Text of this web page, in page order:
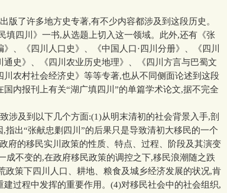
了许多地方史专著,有不少内容都涉及到这段历史。
填四川》一书,从选题上切入这一领域。此外,还有《张
、《四川人口史》、《中国人口·四川分册》、《四川
史》、《四川农业历史地理》、《四川方言与巴蜀文
农村社会经济史》等等专著,也从不同侧面论述到这段
内报刊上有关“湖广填四川”的单篇学术论文,据不完全
及到以下几个方面:(1)从明末清初的社会背景入手,剖
指出“张献忠剿四川”的后果只是导致清初大移民的一个
府的移民实川政策的性质、特点、过程、阶段及其演变
成不变的,在政府移民政策的调控之下,移民浪潮随之跌
政策下四川人口、耕地、粮食及城乡经济发展的状况,肯
过程中发挥的重要作用。(4)对移民社会中的社会组织,